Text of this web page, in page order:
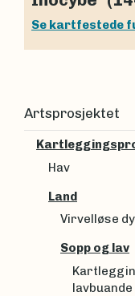
Se kartfestede
Artsprosjektet
Hav
Land
Virvelløse
Sopp og lav